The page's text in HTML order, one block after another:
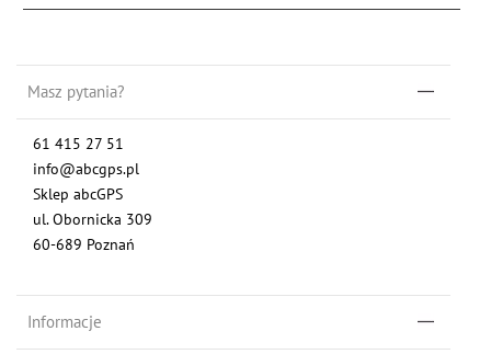
Masz pytania?
61 415 27 51
info@abcgps.pl
Sklep abcGPS
ul. Obornicka 309
60-689 Poznań
Informacje